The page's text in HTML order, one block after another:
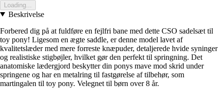
Loading...
Beskrivelse
Forbered dig på at fuldføre en fejlfri bane med dette CSO sadelsæt til
toy pony! Ligesom en ægte saddle, er denne model lavet af
kvalitetslæder med mere forreste knæpuder, detaljerede hvide syninger
og realistiske stigbøjler, hvilket gør den perfekt til springning. Det
anatomiske lædergjord beskytter din ponys mave mod skrid under
springene og har en metalring til fastgørelse af tilbehør, som
martingalen til toy pony. Velegnet til børn over 8 år.